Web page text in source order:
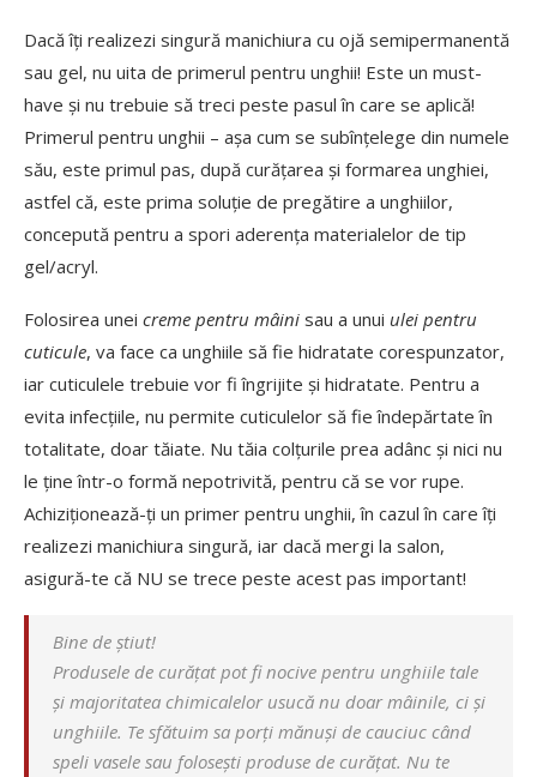
Dacă îți realizezi singură manichiura cu ojă semipermanentă
sau gel, nu uita de primerul pentru unghii! Este un must-
have și nu trebuie să treci peste pasul în care se aplică!
Primerul pentru unghii – așa cum se subînțelege din numele
său, este primul pas, după curățarea și formarea unghiei,
astfel că, este prima soluție de pregătire a unghiilor,
concepută pentru a spori aderența materialelor de tip
gel/acryl.
Folosirea unei creme pentru mâini sau a unui ulei pentru
cuticule, va face ca unghiile să fie hidratate corespunzator,
iar cuticulele trebuie vor fi îngrijite și hidratate. Pentru a
evita infecțiile, nu permite cuticulelor să fie îndepărtate în
totalitate, doar tăiate. Nu tăia colțurile prea adânc și nici nu
le ține într-o formă nepotrivită, pentru că se vor rupe.
Achiziționează-ți un primer pentru unghii, în cazul în care îți
realizezi manichiura singură, iar dacă mergi la salon,
asigură-te că NU se trece peste acest pas important!
Bine de știut!
Produsele de curățat pot fi nocive pentru unghiile tale
și majoritatea chimicalelor usucă nu doar mâinile, ci și
unghiile. Te sfătuim sa porți mănuși de cauciuc când
speli vasele sau folosești produse de curățat. Nu te